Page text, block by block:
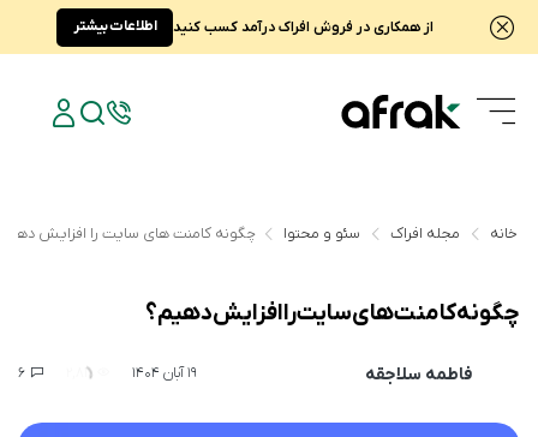
از همکاری در فروش افراک درآمد کسب کنید اطلاعات بیشتر
خانه مجله افراک سئو و محتوا چگونه کامنت های سایت را افزایش
چگونه کامنت های سایت را افزایش دهیم؟
فاطمه سلاجقه 19 آبان 1404 2,811